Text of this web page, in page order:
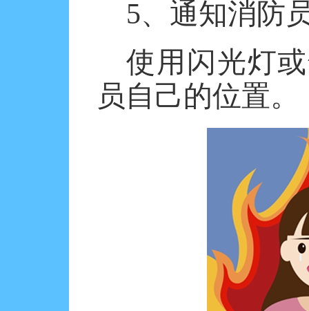
5、通知消防
使用闪光灯
员自己的位置。